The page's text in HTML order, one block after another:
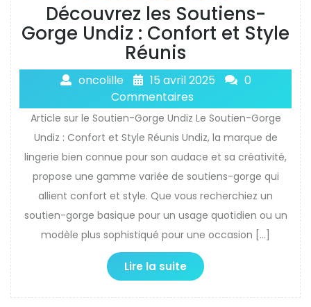
Découvrez les Soutiens-
Gorge Undiz : Confort et Style
Réunis
oncolille 15 avril 2025
0
Commentaires
Article sur le Soutien-Gorge Undiz Le Soutien-Gorge
Undiz : Confort et Style Réunis Undiz, la marque de
lingerie bien connue pour son audace et sa créativité,
propose une gamme variée de soutiens-gorge qui
allient confort et style. Que vous recherchiez un
soutien-gorge basique pour un usage quotidien ou un
modèle plus sophistiqué pour une occasion […]
Lire la suite